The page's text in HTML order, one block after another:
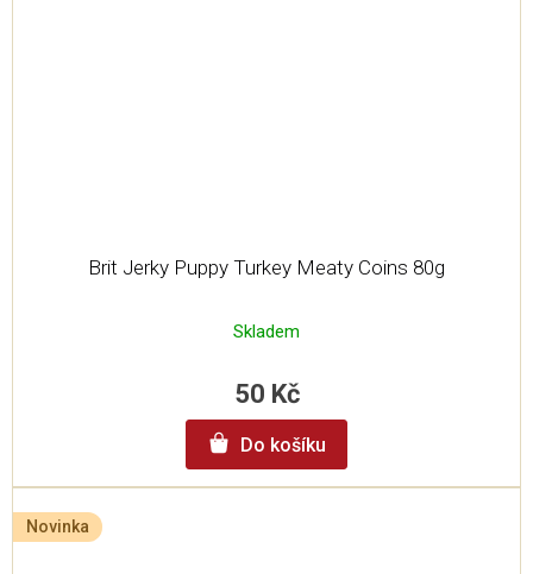
Brit Jerky Puppy Turkey Meaty Coins 80g
Skladem
50 Kč
Do košíku
Novinka